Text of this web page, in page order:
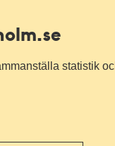
statistik